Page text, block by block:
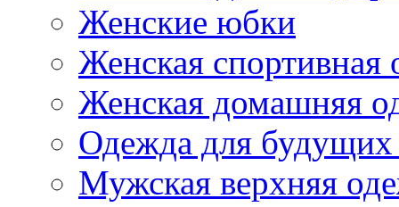
Женские юбки
Женская спортивная
Женская домашняя
Одежда для
Мужская верхняя